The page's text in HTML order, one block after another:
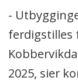
-
ferdigstilles
2025, sier